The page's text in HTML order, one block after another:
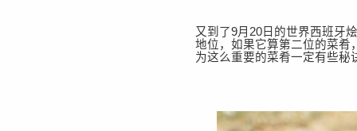
又到了9月20日的世界西班牙
地位，如果它算第二位的菜肴
为这么重要的菜肴一定有些秘